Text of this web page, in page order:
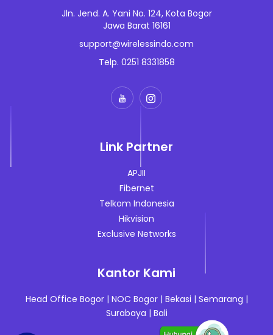
Jln. Jend. A. Yani No. 124, Kota Bogor
Jawa Barat 16161
support@wirelessindo.com
Telp. 0251 8331858
Link Partner
APJII
Fibernet
Telkom Indonesia
Hikvision
Exclusive Networks
Kantor Kami
Head Office Bogor| NOC Bogor| Bekasi | Semarang |
Surabaya | Bali